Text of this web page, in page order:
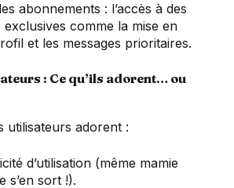
abonnements : l’accès à des
comme la mise en
et les messages prioritaires.
: Ce qu’ils adorent… ou
utilisateurs adorent :
d’utilisation (même mamie
s’en sort !).